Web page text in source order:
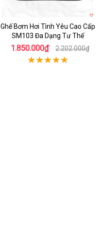
Ghế Bơm Hơi Tình Yêu Cao Cấp
SM103 Đa Dạng Tư Thế
1.850.000₫ 2.202.000₫